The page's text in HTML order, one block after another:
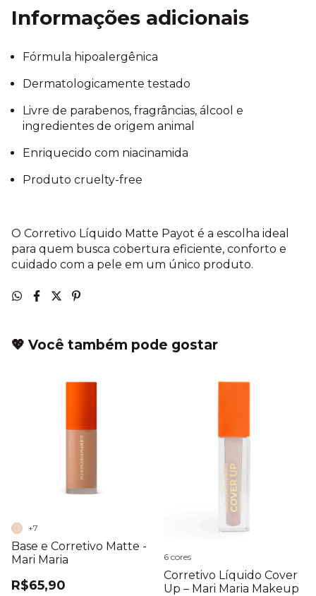
Informações adicionais
Fórmula hipoalergênica
Dermatologicamente testado
Livre de parabenos, fragrâncias, álcool e
ingredientes de origem animal
Enriquecido com niacinamida
Produto cruelty-free
O Corretivo Líquido Matte Payot é a escolha ideal
para quem busca cobertura eficiente, conforto e
cuidado com a pele em um único produto.
💖 Você também pode gostar
Base e Corretivo Matte -
Mari Maria
R$65,90
+7
Corretivo Líquido Cover
Up – Mari Maria Makeup
6 cores